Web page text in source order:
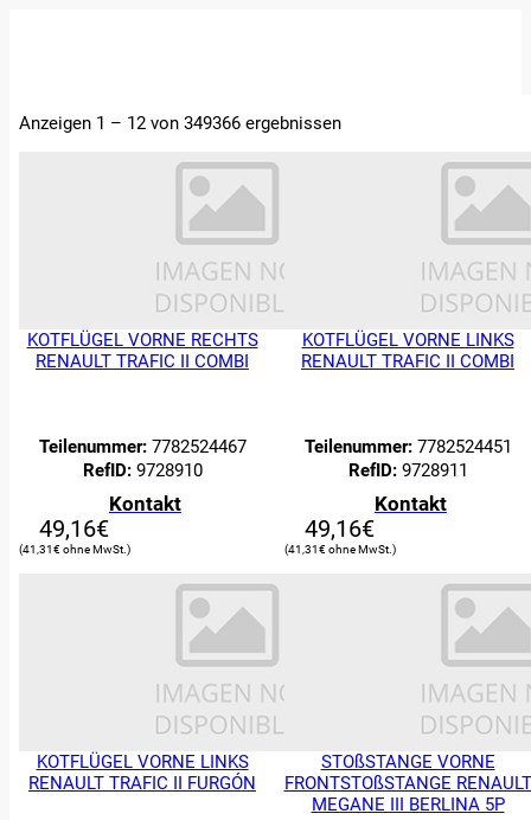
STARTSEITE
FAHRZEUGE
ÜBER UNS
ABTRETUNGEN
BEWERTUNGEN
KONTAKT
Anzeigen 1 – 12 von 349366 ergebnissen
KOTFLÜGEL VORNE RECHTS
RENAULT TRAFIC II COMBI
Teilenummer:7782524467
RefID:9728910
Kontakt
49,16€
41,31€
KOTFLÜGEL VORNE LINKS
RENAULT TRAFIC II COMBI
Teilenummer:7782524451
RefID:9728911
Kontakt
49,16€
41,31€
KOTFLÜGEL VORNE LINKS
RENAULT TRAFIC II FURGÓN
STOßSTANGE VORNE
FRONTSTOßSTANGE RENAULT
MEGANE III BERLINA 5P